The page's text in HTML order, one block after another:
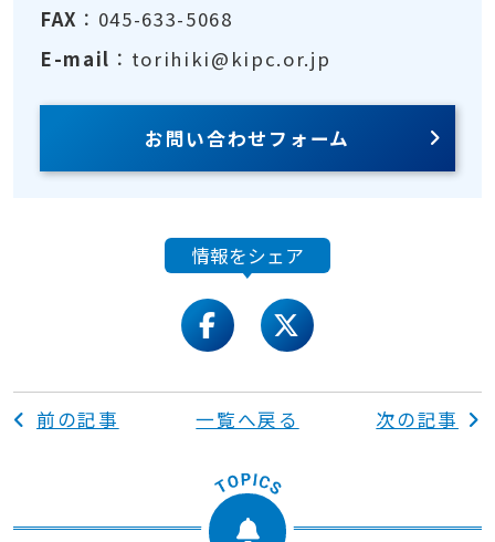
FAX ：045-633-5068
E-mail ：torihiki@kipc.or.jp
お問い合わせフォーム
情報をシェア
facebooktwitter
前の記事 一覧へ戻る 次の記事